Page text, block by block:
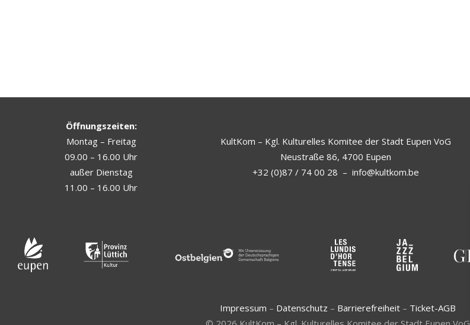
Öffnungszeiten:
Montag – Freitag
09.00 – 16.00 Uhr
außer Dienstag
11.00 – 16.00 Uhr
KultKom – Kgl. Kulturelles Komitee der Stadt Eupen VoG
Neustraße 86, 4700 Eupen
+32 (0)87 / 74 00 28 – info@kultkom.be
Impressum – Datenschutz – Barrierefreiheit – Ticket-AGB